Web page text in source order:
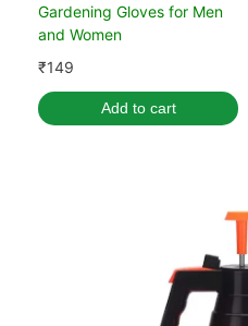
Gardening Gloves for Men
and Women
₹149
Add to cart